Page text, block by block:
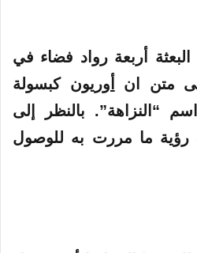
أربعة رواد فضاء في
متن ان أوريون كبسولة
“النزاهة”. بالنظر إلى
رؤية ما مررت به للوصول